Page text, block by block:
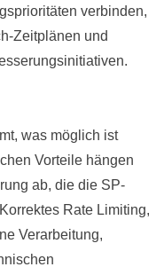
verbinden,
Zeitplänen und
was möglich ist
Vorteile hängen
ab, die die SP-
Rate Limiting,
Verarbeitung,